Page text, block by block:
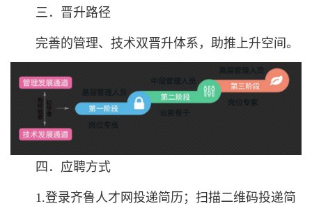
三．晋升路径
完善的管理、技术双晋升体系，助推上升空间。
四．应聘方式
1.登录齐鲁人才网投递简历；扫描二维码投递简